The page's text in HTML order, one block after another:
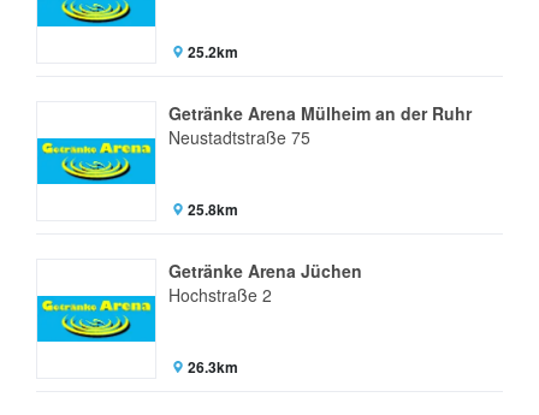
25.2km
Getränke Arena Mülheim an der Ruhr
Neustadtstraße 75
25.8km
Getränke Arena Jüchen
Hochstraße 2
26.3km